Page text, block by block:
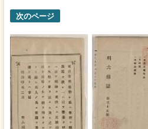
次のページ